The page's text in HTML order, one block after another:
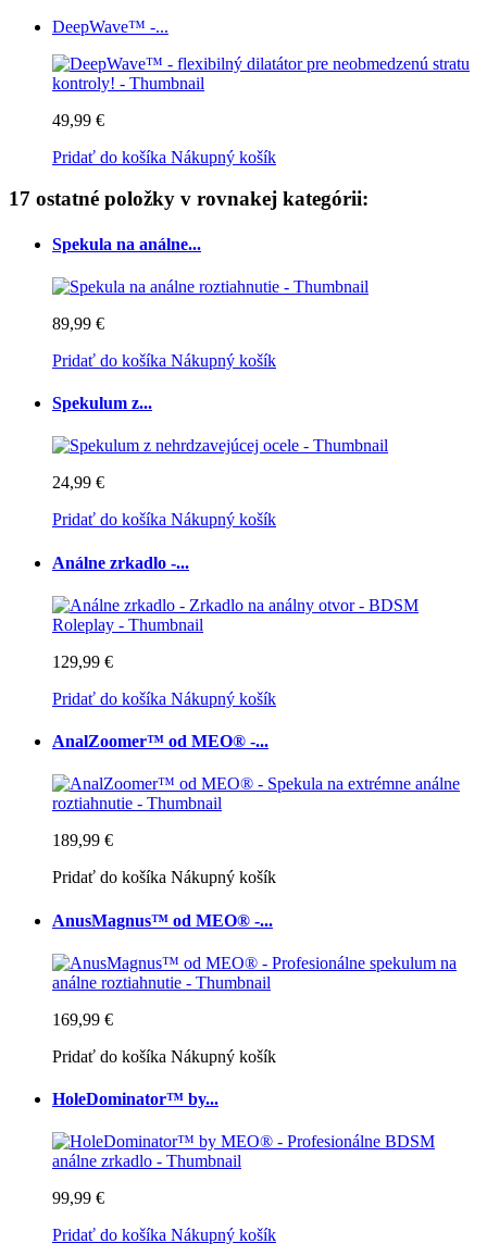
DeepWave™ -...
49,99 €
Pridať do košíka Nákupný košík
17 ostatné položky v rovnakej kategórii:
Spekula na análne...
89,99 €
Pridať do košíka Nákupný košík
Spekulum z...
24,99 €
Pridať do košíka Nákupný košík
Análne zrkadlo -...
129,99 €
Pridať do košíka Nákupný košík
AnalZoomer™ od MEO® -...
189,99 €
Pridať do košíka Nákupný košík
AnusMagnus™ od MEO® -...
169,99 €
Pridať do košíka Nákupný košík
HoleDominator™ by...
99,99 €
Pridať do košíka Nákupný košík